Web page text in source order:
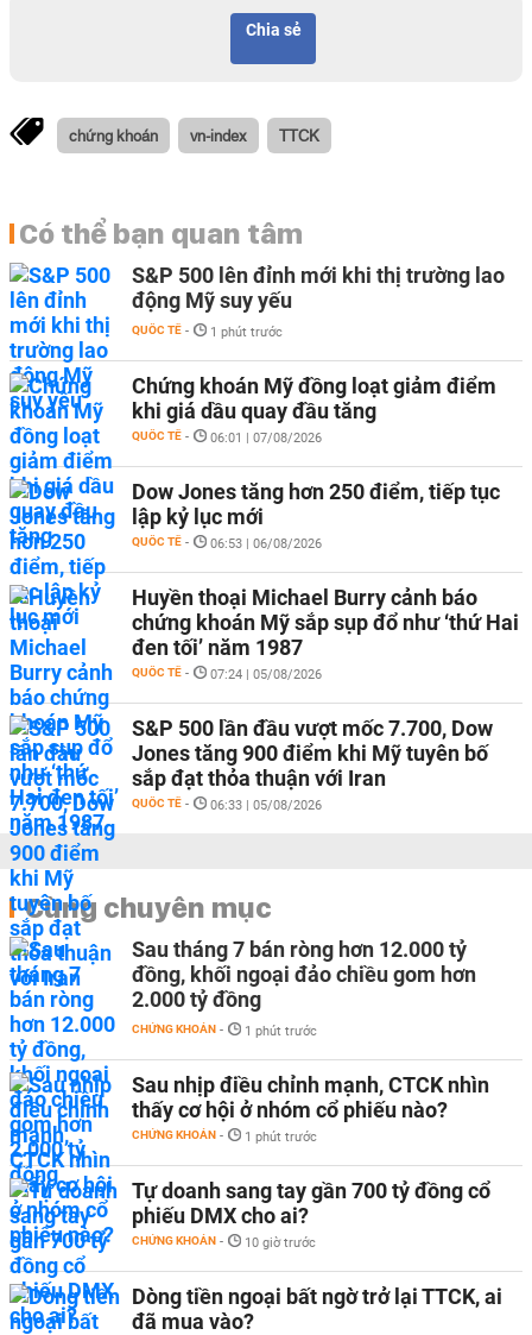
Chia sẻ
chứng khoán vn-index TTCK
Có thể bạn quan tâm
S&P 500 lên đỉnh mới khi thị trường lao
động Mỹ suy yếu
QUỐC TẾ - 1 phút trước
Chứng khoán Mỹ đồng loạt giảm điểm
khi giá dầu quay đầu tăng
QUỐC TẾ - 06:01 | 07/08/2026
Dow Jones tăng hơn 250 điểm, tiếp tục
lập kỷ lục mới
QUỐC TẾ - 06:53 | 06/08/2026
Huyền thoại Michael Burry cảnh báo
chứng khoán Mỹ sắp sụp đổ như ‘thứ Hai
đen tối’ năm 1987
QUỐC TẾ - 07:24 | 05/08/2026
S&P 500 lần đầu vượt mốc 7.700, Dow
Jones tăng 900 điểm khi Mỹ tuyên bố
sắp đạt thỏa thuận với Iran
QUỐC TẾ - 06:33 | 05/08/2026
Cùng chuyên mục
Sau tháng 7 bán ròng hơn 12.000 tỷ
đồng, khối ngoại đảo chiều gom hơn
2.000 tỷ đồng
CHỨNG KHOÁN - 1 phút trước
Sau nhịp điều chỉnh mạnh, CTCK nhìn
thấy cơ hội ở nhóm cổ phiếu nào?
CHỨNG KHOÁN - 1 phút trước
Tự doanh sang tay gần 700 tỷ đồng cổ
phiếu DMX cho ai?
CHỨNG KHOÁN - 10 giờ trước
Dòng tiền ngoại bất ngờ trở lại TTCK, ai
đã mua vào?